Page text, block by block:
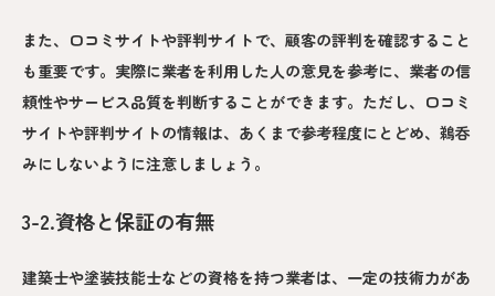
また、口コミサイトや評判サイトで、顧客の評判を確認すること
も重要です。実際に業者を利用した人の意見を参考に、業者の信
頼性やサービス品質を判断することができます。ただし、口コミ
サイトや評判サイトの情報は、あくまで参考程度にとどめ、鵜呑
みにしないように注意しましょう。
3-2.資格と保証の有無
建築士や塗装技能士などの資格を持つ業者は、一定の技術力があ